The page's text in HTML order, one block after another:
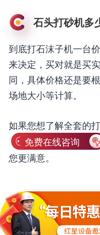
石头打砂机多
到底打石沫子机一台
来决定，买对就是买
同，具体价格还是要
场地大小等计算。
如果您想了解全套的
免费在线咨询
您更满意。